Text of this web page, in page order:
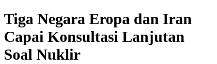
Tiga Negara Eropa dan Iran
Capai Konsultasi Lanjutan
Soal Nuklir